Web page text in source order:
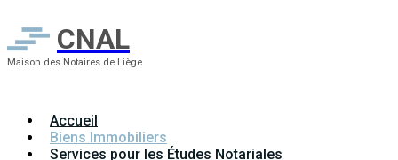
CNAL
Maison des Notaires de Liège
Accueil
Biens Immobiliers
Services pour les Études Notariales